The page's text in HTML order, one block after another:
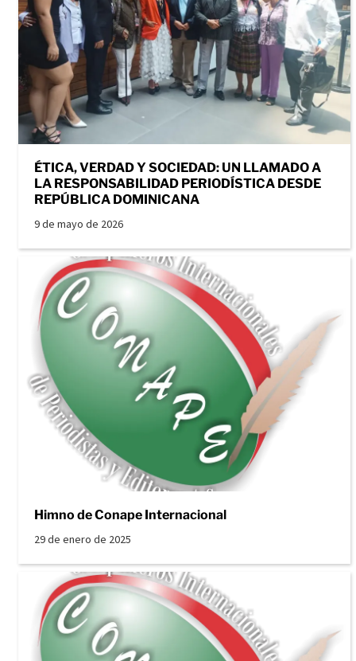
ÉTICA, VERDAD Y SOCIEDAD: UN LLAMADO A
LA RESPONSABILIDAD PERIODÍSTICA DESDE
REPÚBLICA DOMINICANA
9 de mayo de 2026
Himno de Conape Internacional
29 de enero de 2025